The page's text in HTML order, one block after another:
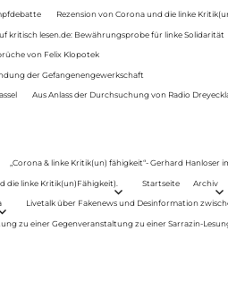
Rezension von Corona und die linke
kritisch lesen.de: Bewährungsprobe für linke Solidarität
von Felix Klopotek
der Gefangenengewerkschaft
Aus Anlass der Durchsuchung von Radio
„Corona & linke Kritik(un) fähigkeit“- Gerhard Hanloser
die linke Kritik(un)Fähigkeit). Startseite Archiv
Livetalk über Fakenews und Desinformation
zu einer Gegenveranstaltung zu einer Sarrazin-